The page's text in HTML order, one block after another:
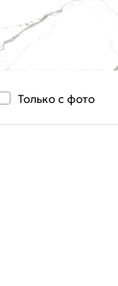
Только с фото